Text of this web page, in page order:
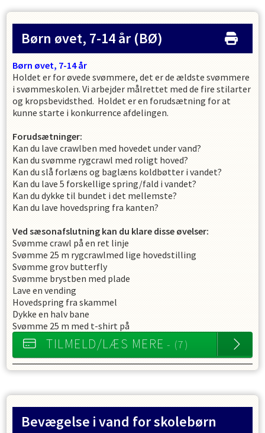
Børn øvet, 7-14 år (BØ)
Børn øvet, 7-14 år
Holdet er for øvede svømmere, det er de ældste svømmere
i svømmeskolen. Vi arbejder målrettet med de fire stilarter
og kropsbevidsthed. Holdet er en forudsætning for at
kunne starte i konkurrence afdelingen.
Forudsætninger:
Kan du lave crawlben med hovedet under vand?
Kan du svømme rygcrawl med roligt hoved?
Kan du slå forlæns og baglæns koldbøtter i vandet?
Kan du lave 5 forskellige spring/fald i vandet?
Kan du dykke til bundet i det mellemste?
Kan du lave hovedspring fra kanten?
Ved sæsonafslutning kan du klare disse øvelser:
Svømme crawl på en ret linje
Svømme 25 m rygcrawlmed lige hovedstilling
Svømme grov butterfly
Svømme brystben med plade
Lave en vending
Hovedspring fra skammel
Dykke en halv bane
Svømme 25 m med t-shirt på
TILMELD/LÆS MERE - (7)
Bevægelse i vand for skolebørn